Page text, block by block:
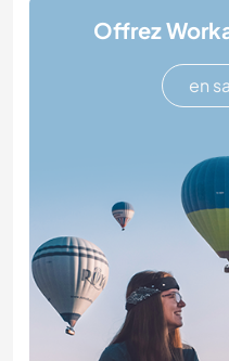
Offrez
en